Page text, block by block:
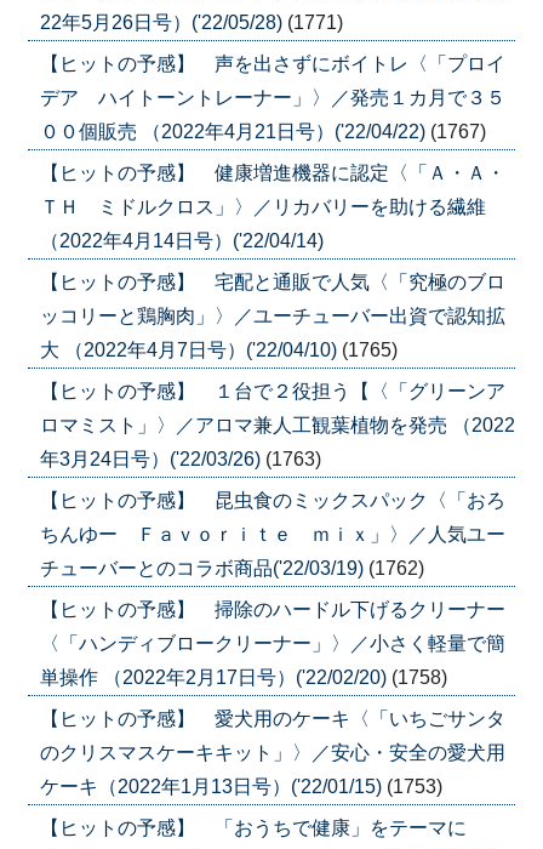
22年5月26日号）('22/05/28) (1771)
【ヒットの予感】 声を出さずにボイトレ〈「プロイ
デア ハイトーントレーナー」〉／発売１カ月で３５
００個販売 （2022年4月21日号）('22/04/22) (1767)
【ヒットの予感】 健康増進機器に認定〈「Ａ・Ａ・
ＴＨ ミドルクロス」〉／リカバリーを助ける繊維
（2022年4月14日号）('22/04/14)
【ヒットの予感】 宅配と通販で人気〈「究極のブロ
ッコリーと鶏胸肉」〉／ユーチューバー出資で認知拡
大 （2022年4月7日号）('22/04/10) (1765)
【ヒットの予感】 １台で２役担う【〈「グリーンア
ロマミスト」〉／アロマ兼人工観葉植物を発売 （2022
年3月24日号）('22/03/26) (1763)
【ヒットの予感】 昆虫食のミックスパック〈「おろ
ちんゆー Ｆａｖｏｒｉｔｅ ｍｉｘ」〉／人気ユー
チューバーとのコラボ商品('22/03/19) (1762)
【ヒットの予感】 掃除のハードル下げるクリーナー
〈「ハンディブロークリーナー」〉／小さく軽量で簡
単操作 （2022年2月17日号）('22/02/20) (1758)
【ヒットの予感】 愛犬用のケーキ〈「いちごサンタ
のクリスマスケーキキット」〉／安心・安全の愛犬用
ケーキ（2022年1月13日号）('22/01/15) (1753)
【ヒットの予感】 「おうちで健康」をテーマに